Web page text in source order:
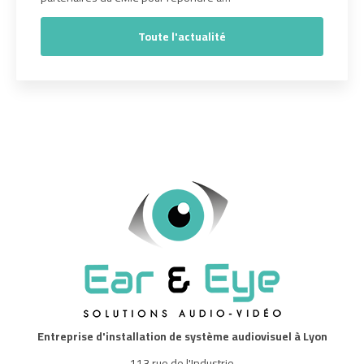
Toute l'actualité
Entreprise d'installation de système audiovisuel à Lyon